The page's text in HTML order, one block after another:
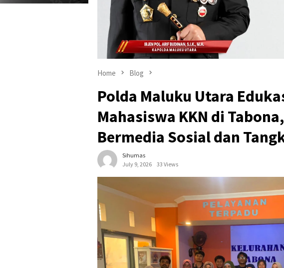
Home Blog
Polda Maluku Utara
Mahasiswa KKN di
Bermedia Sosial dan
Sihumas
July 9, 2026
33 Views